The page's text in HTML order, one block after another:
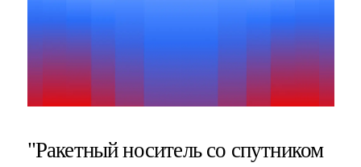
"Ракетный носитель со спутником